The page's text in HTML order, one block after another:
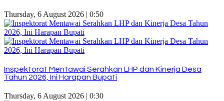
Thursday, 6 August 2026 | 0:50
Inspektorat Mentawai Serahkan LHP dan Kinerja Desa
Tahun 2026, Ini Harapan Bupati
Thursday, 6 August 2026 | 0:30